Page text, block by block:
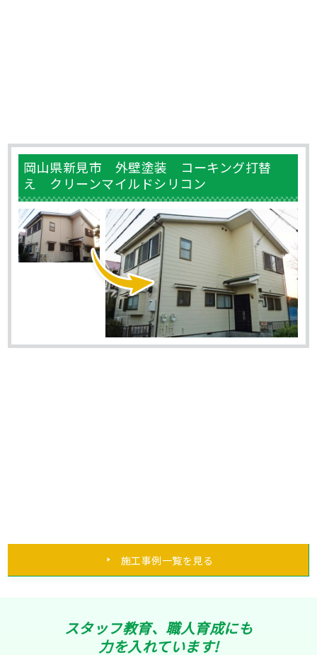
岡山県新見市 外壁塗装 コーキング打替
え クリーンマイルドシリコン
施工事例一覧を見る
スタッフ教育、職人育成にも
力を入れています!